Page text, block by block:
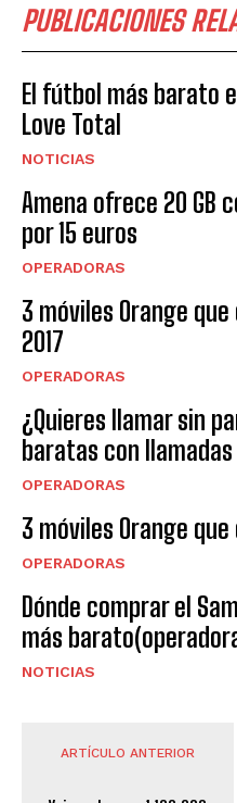
PUBLICACIONES
El fútbol más barato
Love Total
NOTICIAS
Amena ofrece 20 GB
por 15 euros
OPERADORAS
3 móviles Orange
2017
OPERADORAS
¿Quieres llamar sin
baratas con
OPERADORAS
3 móviles Orange
OPERADORAS
Dónde comprar el
más
NOTICIAS
ARTÍCULO ANTERIOR